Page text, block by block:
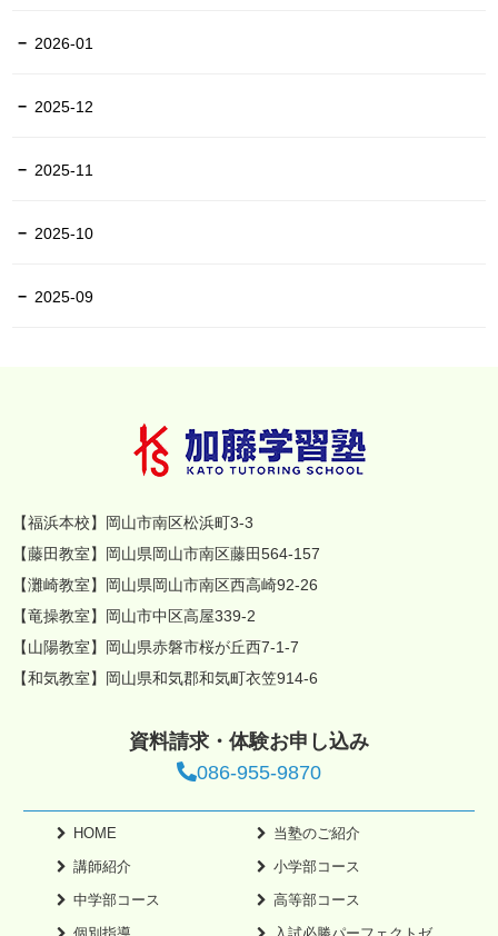
2026-01
2025-12
2025-11
2025-10
2025-09
【福浜本校】岡山市南区松浜町3-3
【藤田教室】岡山県岡山市南区藤田564-157
【灘崎教室】岡山県岡山市南区西高崎92-26
【竜操教室】岡山市中区高屋339-2
【山陽教室】岡山県赤磐市桜が丘西7-1-7
【和気教室】岡山県和気郡和気町衣笠914-6
資料請求・体験お申し込み
086-955-9870
HOME
当塾のご紹介
講師紹介
小学部コース
中学部コース
高等部コース